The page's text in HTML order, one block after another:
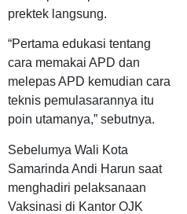
prektek langsung.
“Pertama edukasi tentang
cara memakai APD dan
melepas APD kemudian cara
teknis pemulasarannya itu
poin utamanya,” sebutnya.
Sebelumya Wali Kota
Samarinda Andi Harun saat
menghadiri pelaksanaan
Vaksinasi di Kantor OJK